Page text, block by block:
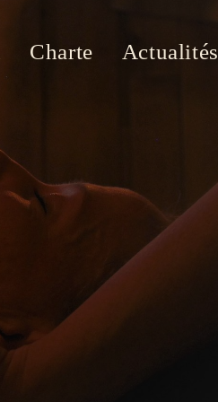
Charte Actualités